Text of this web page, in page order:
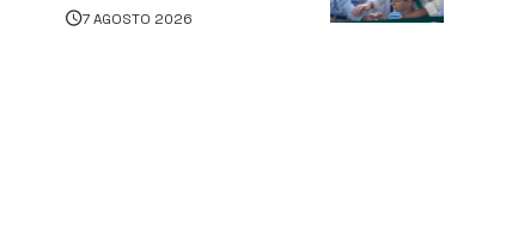
Moro
7 AGOSTO 2026